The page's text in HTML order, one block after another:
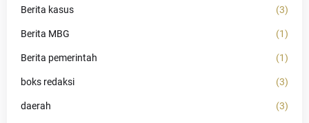
Berita kasus (3)
Berita MBG (1)
Berita pemerintah (1)
boks redaksi (3)
daerah (3)